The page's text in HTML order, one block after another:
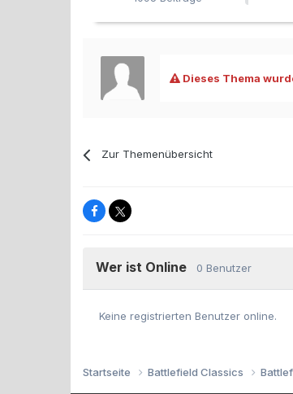
Dieses Thema
Zur Themenübersicht
Wer ist Online 0 Benutzer
Keine registrierten Benutzer online.
Startseite Battlefield Classics